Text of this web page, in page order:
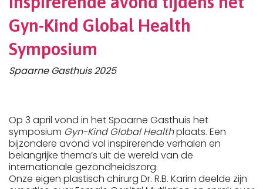
Gyn-Kind Global Health
Symposium
Spaarne Gasthuis 2025
Op 3 april vond in het Spaarne Gasthuis het
symposium Gyn-Kind Global Healthplaats. Een
bijzondere avond vol inspirerende verhalen en
belangrijke thema’s uit de wereld van de
internationale gezondheidszorg.
Onze eigen plastisch chirurg Dr. R.B. Karim deelde zijn